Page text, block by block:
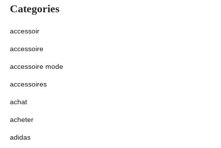
Categories
accessoir
accessoire
accessoire mode
accessoires
achat
acheter
adidas